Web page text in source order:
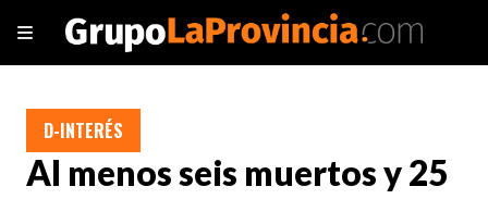
Al menos seis muertos y 25
D-INTERÉS